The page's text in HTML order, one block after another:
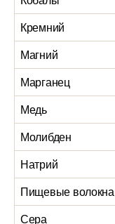
Кремний
Магний
Марганец
Медь
Молибден
Натрий
Пищевые волокна
Сера